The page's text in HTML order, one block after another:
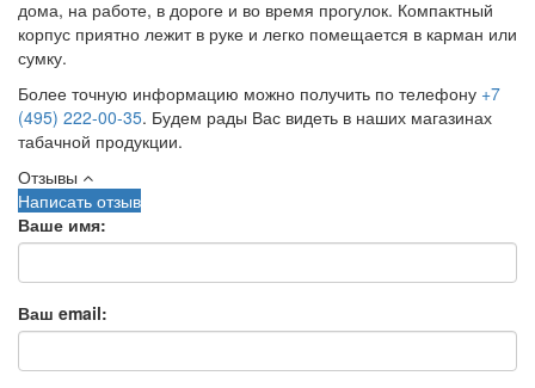
дома, на работе, в дороге и во время прогулок. Компактный
корпус приятно лежит в руке и легко помещается в карман или
сумку.
Более точную информацию можно получить по телефону +7
(495) 222-00-35. Будем рады Вас видеть в наших магазинах
табачной продукции.
Отзывы
Написать отзыв
Ваше имя:
Ваш email: